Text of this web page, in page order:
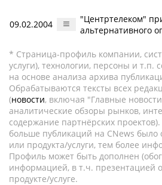
09.02.2004
"Центртелеком"
альтернативного
* Страница-профиль компании,
услуги), технологии, персоны и т.п.
на основе анализа архива
Обрабатываются тексты всех
(новости, включая "Главные
аналитические обзоры рынков,
содержание партнёрских
больше публикаций на CNews
или продукта/услуги, тем более
Профиль может быть дополнен
информацией, в т.ч. презентацией
продукте/услуге.